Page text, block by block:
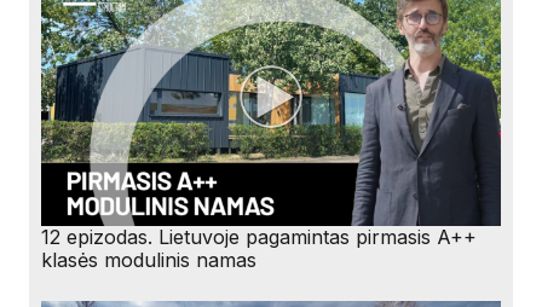
12 epizodas. Lietuvoje pagamintas pirmasis A++
klasės modulinis namas